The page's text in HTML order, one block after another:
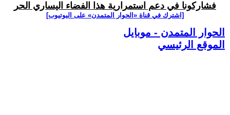
فشاركونا في دعم استمرارية هذا الفضاء اليساري الحر
[اشترك في قناة ‫«الحوار المتمدن» على اليوتيوب]
الحوار المتمدن - موبايل
الموقع الرئيسي